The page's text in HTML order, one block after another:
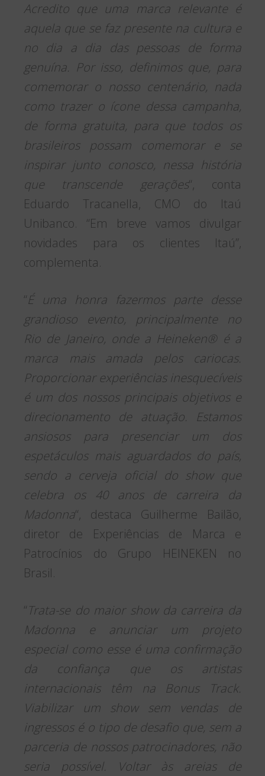
Acredito que uma marca relevante é
aquela que se faz presente na cultura e
no dia a dia das pessoas de forma
genuína. Por isso, definimos que, para
comemorar o nosso centenário, nada
como trazer o ícone dessa campanha,
de forma gratuita, para que todos os
brasileiros possam comemorar e se
inspirar junto conosco, nessa história
que transcende gerações“, conta
Eduardo Tracanella, CMO do Itaú
Unibanco. “Em breve vamos divulgar
novidades para os clientes Itaú”,
complementa.
“É uma honra fazermos parte desse
grandioso evento, principalmente no
Rio de Janeiro, onde a Heineken® é a
marca mais amada pelos cariocas.
Proporcionar experiências inesquecíveis
é um dos nossos principais objetivos e
direcionamento de atuação. Estamos
ansiosos para presenciar um dos
espetáculos mais aguardados do país,
sendo a cerveja oficial do show que
celebra os 40 anos de carreira da
Madonna“, destaca Guilherme Bailão,
diretor de Experiências de Marca e
Patrocínios do Grupo HEINEKEN no
Brasil.
“ Trata-se do maior show da carreira da
Madonna e anunciar um projeto
especial como esse é uma confirmação
da confiança que os artistas
internacionais têm na Bonus Track.
Viabilizar um show sem vendas de
ingressos é o tipo de desafio que, sem a
parceria de nossos patrocinadores, não
seria possível. Voltar às areias de